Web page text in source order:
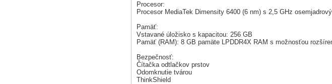
Procesor:
Procesor MediaTek Dimensity 6400 (6 nm) s 2,5 GHz
Pamäť:
Vstavané úložisko s kapacitou: 256 GB
Pamäť (RAM): 8 GB pamäte LPDDR4X RAM s možnosťou
Bezpečnosť:
Čítačka odtlačkov prstov
Odomknutie tvárou
ThinkShield